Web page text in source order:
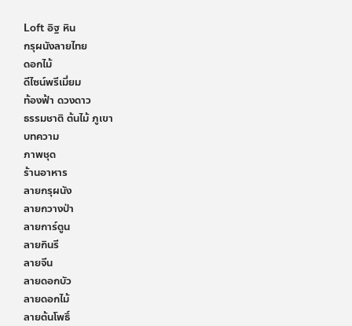
Loft อิฐ หิน
กรุผนังลายไทย
ดอกไม้
ดีไซน์พรีเมี่ยม
ท้องฟ้า ดวงดาว
ธรรมชาติ ต้นไม้ ภูเขา
บทความ
ภาพชุด
ร้านอาหาร
ลายกรุผนัง
ลายกวางป่า
ลายการ์ตูน
ลายกินรี
ลายจีน
ลายดอกบัว
ลายดอกไม้
ลายต้นโพธิ์